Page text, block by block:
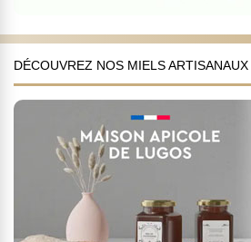
DÉCOUVREZ NOS MIELS ARTISANAUX